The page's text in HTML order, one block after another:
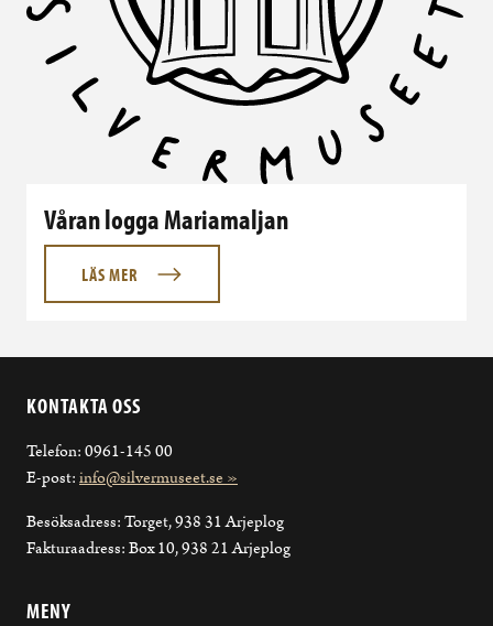
Våran logga Mariamaljan
LÄS MER
KONTAKTA OSS
Telefon: 0961-145 00
E-post:info@silvermuseet.se »
Besöksadress: Torget, 938 31 Arjeplog
Fakturaadress: Box 10, 938 21 Arjeplog
MENY